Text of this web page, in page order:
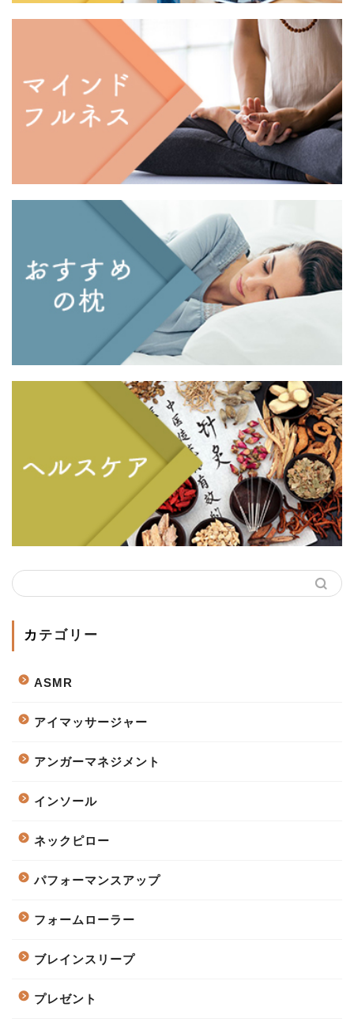
カテゴリー
ASMR
アイマッサージャー
アンガーマネジメント
インソール
ネックピロー
パフォーマンスアップ
フォームローラー
ブレインスリープ
プレゼント